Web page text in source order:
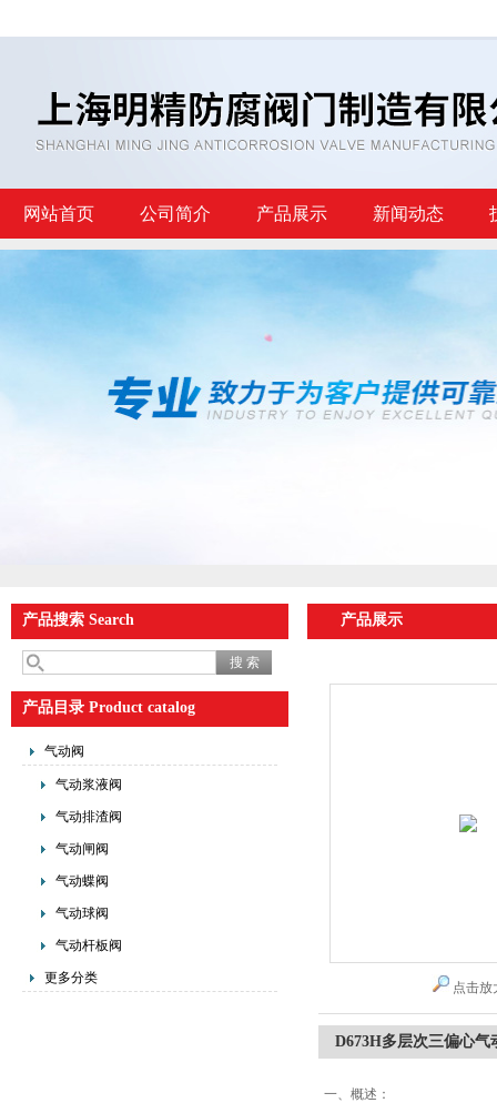
网站首页 公司简介 产品展示 新闻动态
产品搜索 Search
产品目录 Product catalog
气动阀
气动浆液阀
气动排渣阀
气动闸阀
气动蝶阀
气动球阀
气动杆板阀
更多分类
产品展示
点击放
D673H多层次三偏心气
一、概述：